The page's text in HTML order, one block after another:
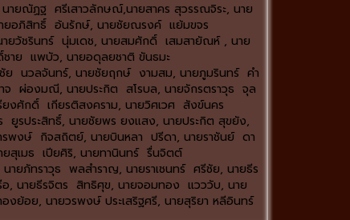
ยณัฏฐ ศรีเสาวลักษณ์,นายสาคร สุวรรณจิระ, นาย
ยอภิสิทธิ์ อ้นรักษ์, นายชัยณรงค์ แย้มขจร
ยวัชรินทร์ นุ่มเดช, นายสมศักดิ์ เสมสายัณห์ , นาย
าย แพบัว, นายอดุลยชาติ ขันธมะ
ย นวลจันทร์, นายชัยฤกษ์ งามสม, นายภูมรินทร์ คำ
ผ่องมณี, นายประกิต สโรบล, นายจักรตราวุธ จุล
งศักดิ์ เกียรติสงคราม, นายวิศเวศ สังข์นคร
รประสิทธิ์, นายชัยพร ยงแสง, นายประกิต สุขยัง,
พงษ์ กิจสถิตย์, นายบินหลา ปรีดา, นายราชันย์ ดา
สุเมธ เปียศิริ, นายทานินทร์ รื่นจิตต์
ยภัทราวุธ พลสำราญ, นายราเชนทร์ ศรีชัย, นายธีร
นายธีรจิตร สิทธิศุข, นายจอมทอง แวววับ, นาย
ย้อย, นายวรพงษ์ ประเสริฐศรี, นายสุริยา หลีอินทร์